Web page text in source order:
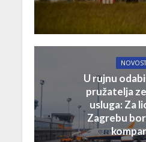
U rujnu
pružatelja
usluga: Za
Zagrebu